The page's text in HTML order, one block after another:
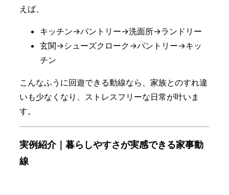
えば、
キッチン→パントリー→洗面所→ランドリー
玄関→シューズクローク→パントリー→キッ
チン
こんなふうに回遊できる動線なら、家族とのすれ違
いも少なくなり、ストレスフリーな日常が叶いま
す。
実例紹介｜暮らしやすさが実感できる家事動
線